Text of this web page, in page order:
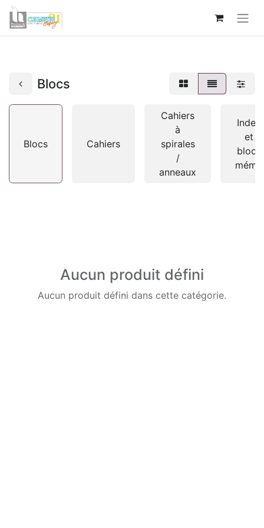
Blocs
Blocs Cahiers
Cahiers
à
spirales
/
anneaux
Index
et
blocs
mémo
Aucun produit défini
Aucun produit défini dans cette catégorie.